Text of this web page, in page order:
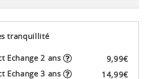
tranquillité
Echange 2 ans 9,99€
Echange 3 ans
14,99€